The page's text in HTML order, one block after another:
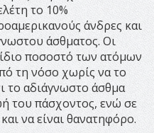
το 10%
άνδρες και
άσθματος. Οι
ίδιο ποσοστό των ατόμων
τη νόσο χωρίς να το
το αδιάγνωστο άσθμα
του πάσχοντος, ενώ σε
να είναι θανατηφόρο.